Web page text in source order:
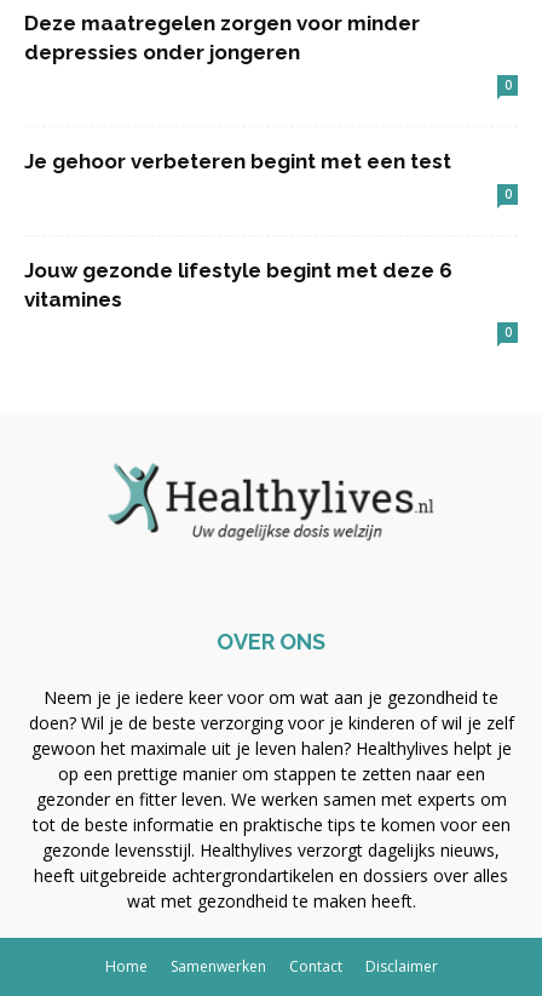
Deze maatregelen zorgen voor minder
depressies onder jongeren
0
Je gehoor verbeteren begint met een test
0
Jouw gezonde lifestyle begint met deze 6
vitamines
0
OVER ONS
Neem je je iedere keer voor om wat aan je gezondheid te
doen? Wil je de beste verzorging voor je kinderen of wil je zelf
gewoon het maximale uit je leven halen? Healthylives helpt je
op een prettige manier om stappen te zetten naar een
gezonder en fitter leven. We werken samen met experts om
tot de beste informatie en praktische tips te komen voor een
gezonde levensstijl. Healthylives verzorgt dagelijks nieuws,
heeft uitgebreide achtergrondartikelen en dossiers over alles
wat met gezondheid te maken heeft.
Home Samenwerken Contact Disclaimer